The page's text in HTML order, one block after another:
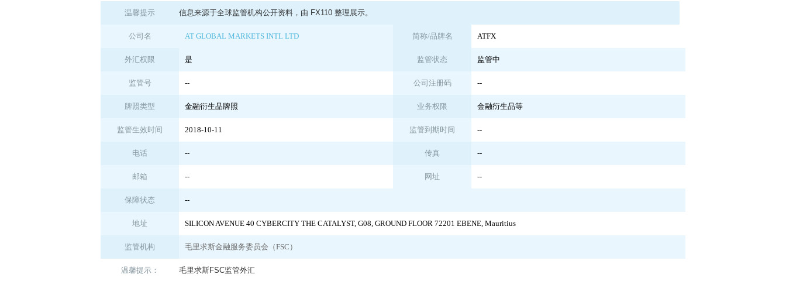
温馨提示 信息来源于全球监管机构公开资料，由 FX110 整理展示。
公司名 AT GLOBAL MARKETS INTL LTD 简称/品牌名 ATFX
外汇权限 是 监管状态 监管中
监管号 -- 公司注册码 --
牌照类型 金融衍生品牌照 业务权限 金融衍生品等
监管生效时间 2018-10-11 监管到期时间 --
电话 -- 传真 --
邮箱 -- 网址 --
保障状态 --
地址 SILICON AVENUE 40 CYBERCITY THE CATALYST, G08, GROUND FLOOR 72201 EBENE, Mauritius
监管机构 毛里求斯金融服务委员会（FSC）
温馨提示： 毛里求斯FSC监管外汇